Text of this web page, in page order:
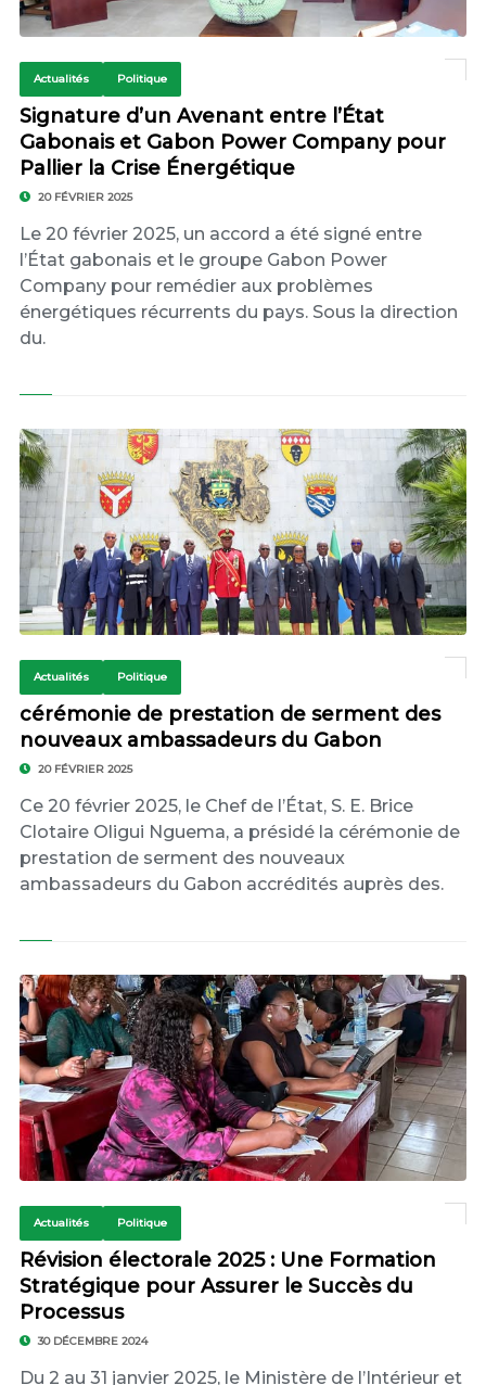
Actualités Politique
Signature d’un Avenant entre l’État
Gabonais et Gabon Power Company pour
Pallier la Crise Énergétique
20 FÉVRIER 2025
Le 20 février 2025, un accord a été signé entre
l’État gabonais et le groupe Gabon Power
Company pour remédier aux problèmes
énergétiques récurrents du pays. Sous la direction
du.
Actualités Politique
cérémonie de prestation de serment des
nouveaux ambassadeurs du Gabon
20 FÉVRIER 2025
Ce 20 février 2025, le Chef de l’État, S. E. Brice
Clotaire Oligui Nguema, a présidé la cérémonie de
prestation de serment des nouveaux
ambassadeurs du Gabon accrédités auprès des.
Actualités Politique
Révision électorale 2025 : Une Formation
Stratégique pour Assurer le Succès du
Processus
30 DÉCEMBRE 2024
Du 2 au 31 janvier 2025, le Ministère de l’Intérieur et